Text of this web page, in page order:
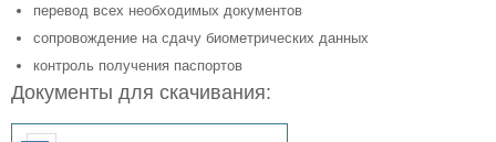
перевод всех необходимых документов
сопровождение на сдачу биометрических данных
контроль получения паспортов
Документы для скачивания: